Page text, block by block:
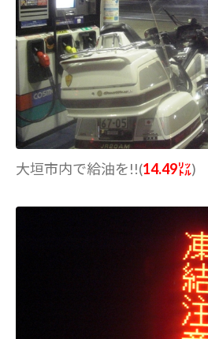
大垣市内で給油を!!(14.49㍑)